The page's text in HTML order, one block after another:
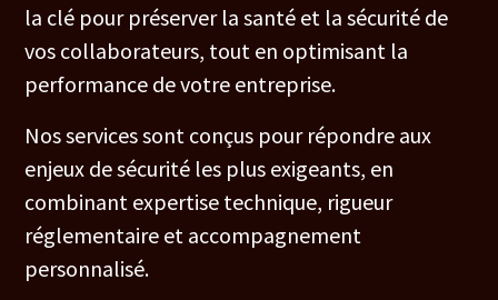
la clé pour préserver la santé et la sécurité de
vos collaborateurs, tout en optimisant la
performance de votre entreprise.
Nos services sont conçus pour répondre aux
enjeux de sécurité les plus exigeants, en
combinant expertise technique, rigueur
réglementaire et accompagnement
personnalisé.